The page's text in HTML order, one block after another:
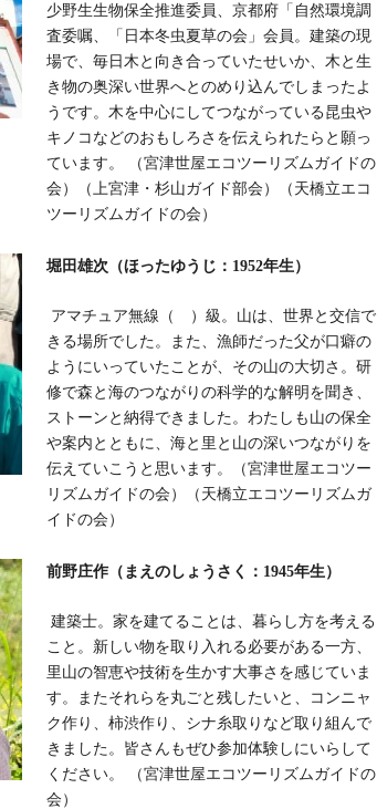
少野生生物保全推進委員、京都府「自然環境調
査委嘱、「日本冬虫夏草の会」会員。建築の現
場で、毎日木と向き合っていたせいか、木と生
き物の奥深い世界へとのめり込んでしまったよ
うです。木を中心にしてつながっている昆虫や
キノコなどのおもしろさを伝えられたらと願っ
ています。 （宮津世屋エコツーリズムガイドの
会）（上宮津・杉山ガイド部会）（天橋立エコ
ツーリズムガイドの会）
堀田雄次（ほったゆうじ：1952年生）
アマチュア無線（ ）級。山は、世界と交信で
きる場所でした。また、漁師だった父が口癖の
ようにいっていたことが、その山の大切さ。研
修で森と海のつながりの科学的な解明を聞き、
ストーンと納得できました。わたしも山の保全
や案内とともに、海と里と山の深いつながりを
伝えていこうと思います。（宮津世屋エコツー
リズムガイドの会）（天橋立エコツーリズムガ
イドの会）
前野庄作（まえのしょうさく：1945年生）
建築士。家を建てることは、暮らし方を考える
こと。新しい物を取り入れる必要がある一方、
里山の智恵や技術を生かす大事さを感じていま
す。またそれらを丸ごと残したいと、コンニャ
ク作り、柿渋作り、シナ糸取りなど取り組んで
きました。皆さんもぜひ参加体験しにいらして
ください。 （宮津世屋エコツーリズムガイドの
会）